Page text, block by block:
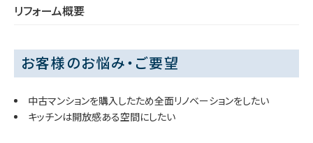
リフォーム概要
お客様のお悩み・ご要望
中古マンションを購入したため全面リノベーションをしたい
キッチンは開放感ある空間にしたい